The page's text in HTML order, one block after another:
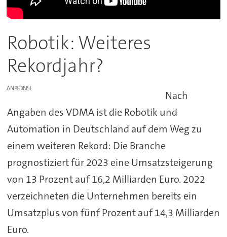
Robotik: Weiteres
Rekordjahr?
ANZEIGE
Nach
Angaben des VDMA ist die Robotik und
Automation in Deutschland auf dem Weg zu
einem weiteren Rekord: Die Branche
prognostiziert für 2023 eine Umsatzsteigerung
von 13 Prozent auf 16,2 Milliarden Euro. 2022
verzeichneten die Unternehmen bereits ein
Umsatzplus von fünf Prozent auf 14,3 Milliarden
Euro.